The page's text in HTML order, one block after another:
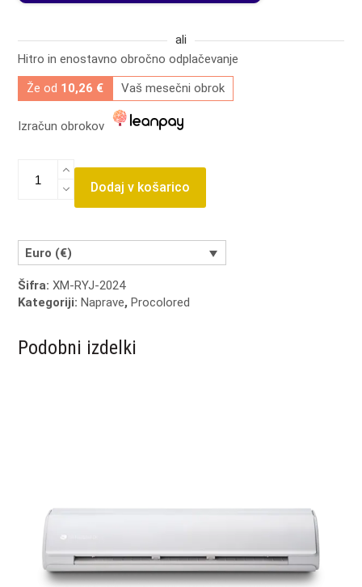
ali
Hitro in enostavno obročno odplačevanje
Že od 10,26 € Vaš mesečni obrok
Izračun obrokov
Procolored
toplotna
Dodaj v košarico
Euro (€)
Šifra:XM-RYJ-2024
Kategoriji:Naprave,Procolored
Podobni izdelki